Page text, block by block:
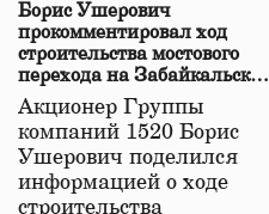
Борис Ушерович
прокомментировал ход
строительства мостового
перехода на Забайкальской
железной дороге
Акционер Группы
компаний 1520 Борис
Ушерович поделился
информацией о ходе
строительства